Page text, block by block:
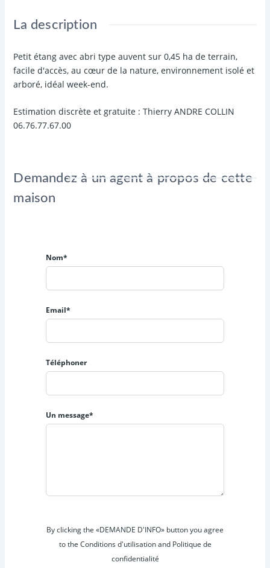
La description
Petit étang avec abri type auvent sur 0,45 ha de terrain,
facile d'accès, au cœur de la nature, environnement isolé et
arboré, idéal week-end.
Estimation discrète et gratuite : Thierry ANDRE COLLIN
06.76.77.67.00
Demandez à un agent à propos de cette
maison
Nom*
Email*
Téléphoner
Un message*
By clicking the «DEMANDE D'INFO» button you agree
to the Conditions d'utilisation and Politique de
confidentialité